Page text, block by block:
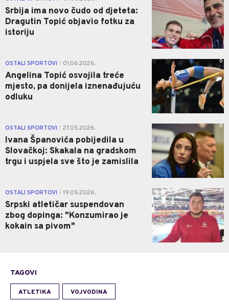
Srbija ima novo čudo od djeteta:
Dragutin Topić objavio fotku za
istoriju
OSTALI SPORTOVI 01.06.2026.
Angelina Topić osvojila treće
mjesto, pa donijela iznenađujuću
odluku
0
OSTALI SPORTOVI 27.05.2026.
Ivana Španovića pobijedila u
Slovačkoj: Skakala na gradskom
trgu i uspjela sve što je zamislila
0
OSTALI SPORTOVI 19.05.2026.
Srpski atletičar suspendovan
zbog dopinga: "Konzumirao je
kokain sa pivom"
0
TAGOVI
ATLETIKA VOJVODINA